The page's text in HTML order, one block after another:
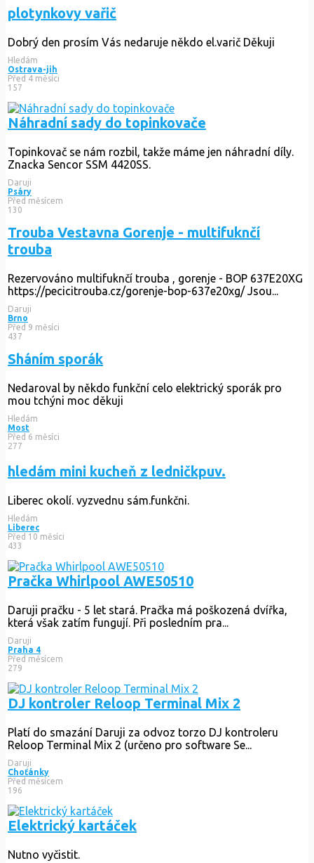
plotynkovy vařič
Dobrý den prosím Vás nedaruje někdo el.varič Děkuji
Hledám
Ostrava-jih
Před 4 měsíci
157
Náhradní sady do topinkovače
Topinkovač se nám rozbil, takže máme jen náhradní díly.
Znacka Sencor SSM 4420SS.
Daruji
Psáry
Před měsícem
130
Trouba Vestavna Gorenje - multifuknčí
trouba
Rezervováno multifuknčí trouba , gorenje - BOP 637E20XG
https://pecicitrouba.cz/gorenje-bop-637e20xg/ Jsou...
Daruji
Brno
Před 9 měsíci
437
Sháním sporák
Nedaroval by někdo funkční celo elektrický sporák pro
mou tchýni moc děkuji
Hledám
Most
Před 6 měsíci
277
hledám mini kucheň z ledničkpuv.
Liberec okolí. vyzvednu sám.funkčni.
Hledám
Liberec
Před 10 měsíci
433
Pračka Whirlpool AWE50510
Daruji pračku - 5 let stará. Pračka má poškozená dvířka,
která však zatím fungují. Při posledním pra...
Daruji
Praha 4
Před měsícem
279
DJ kontroler Reloop Terminal Mix 2
Platí do smazání Daruji za odvoz torzo DJ kontroleru
Reloop Terminal Mix 2 (určeno pro software Se...
Daruji
Choťánky
Před měsícem
196
Elektrický kartáček
Nutno vyčistit.